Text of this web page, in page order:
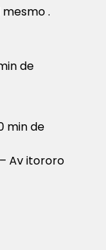
.
de
min de
Av itororo